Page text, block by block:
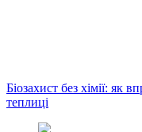
Біозахист без хімії: як
теплиці